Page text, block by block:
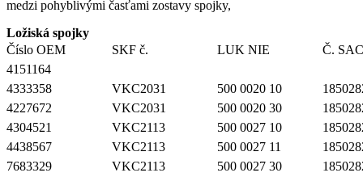
medzi pohyblivými časťami zostavy spojky,
Ložiská spojky
Číslo OEM
SKF č. LUK NIE
Č.
4151164
4333358
VKC2031 500 0020 10
4227672
VKC2031 500 0020 30
4304521
VKC2113 500 0027 10
4438567
VKC2113 500 0027 11
7683329
VKC2113 500 0027 30